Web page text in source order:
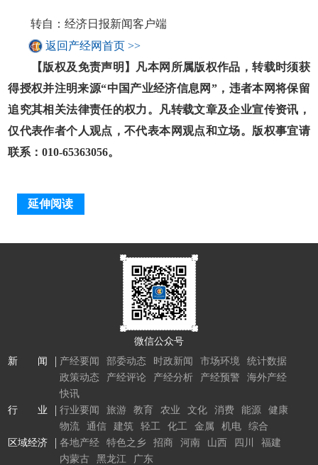
转自：经济日报新闻客户端
返回产经网首页 >>
【版权及免责声明】凡本网所属版权作品，转载时须获
得授权并注明来源“中国产业经济信息网”，违者本网将保留
追究其相关法律责任的权力。凡转载文章及企业宣传资讯，
仅代表作者个人观点，不代表本网观点和立场。版权事宜请
联系：010-65363056。
延伸阅读
微信公众号
新 闻
产经要闻 部委动态 时政新闻 市场环境
统计数据
政策动态
产经评论 产经分析 产经预警
海外产经
快讯
行 业
行业要闻 旅游 教育 农业 文化 消费 能源
健康
物流
通信 建筑 轻工 化工 金属 机电
综合
区域经济
各地产经 特色之乡 招商 河南 山西 四川
福建
内蒙古
黑龙江 广东